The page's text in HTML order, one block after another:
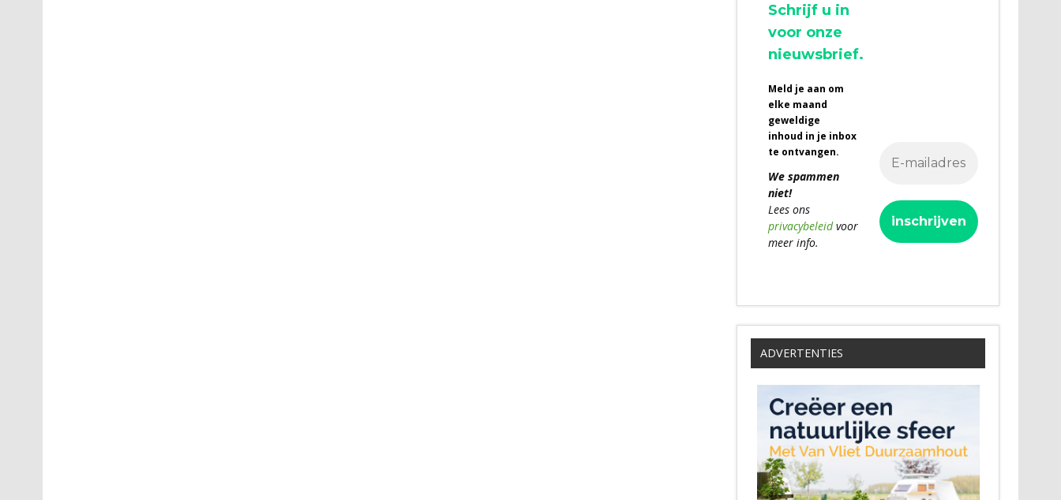
Schrijf u in
voor onze
nieuwsbrief.
Meld je aan om
elke maand
geweldige
inhoud in je inbox
te ontvangen.
We spammen
niet!
Lees ons
privacybeleidvoor
meer info.
ADVERTENTIES